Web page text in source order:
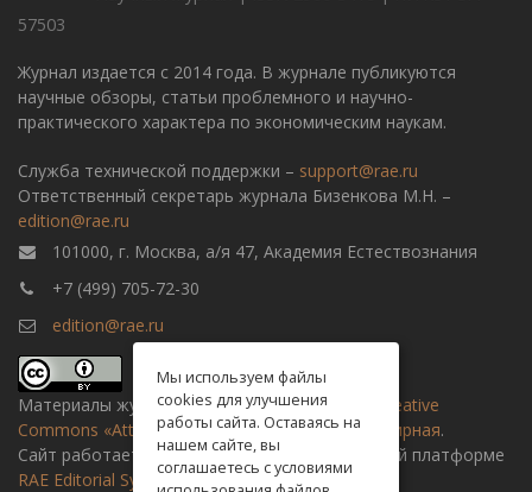
57503
Журнал издается с 2014 года. В журнале публикуются
научные обзоры, статьи проблемного и научно-
практического характера по экономическим наукам.
Служба технической поддержки – support@rae.ru
Ответственный секретарь журнала Бизенкова М.Н. –
edition@rae.ru
101000, г. Москва, а/я 47, Академия Естествознания
+7 (499) 705-72-30
edition@rae.ru
Материалы журнала доступны полицензии Creative
Commons «Attribution» («Атрибуция») 4.0 Всемирная.
Сайт работает на универсальной издательской платформе
RAE Editorial System
Мы используем файлы
cookies для улучшения
работы сайта. Оставаясь на
нашем сайте, вы
соглашаетесь с условиями